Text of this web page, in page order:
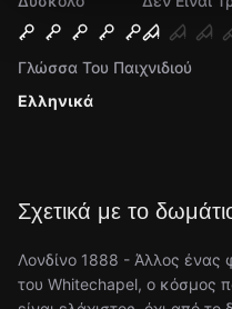
Ελληνικά
Γλώσσα Του Παιχνιδιού
Σχετικά με το
Λονδίνο 1888 - Άλλος ένας
του Whitechapel, ο κόσμος